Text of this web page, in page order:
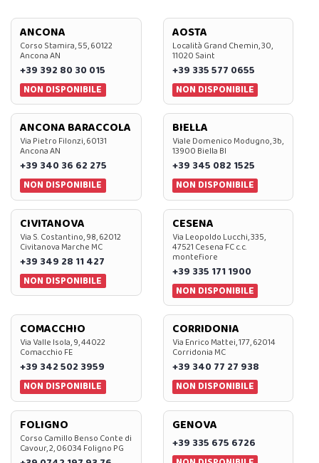
ANCONA
Corso Stamira, 55, 60122
Ancona AN
+39 392 80 30 015
NON DISPONIBILE
AOSTA
Località Grand Chemin, 30,
11020 Saint
+39 335 577 0655
NON DISPONIBILE
ANCONA BARACCOLA
Via Pietro Filonzi, 60131
Ancona AN
+39 340 36 62 275
NON DISPONIBILE
BIELLA
Viale Domenico Modugno, 3b,
13900 Biella BI
+39 345 082 1525
NON DISPONIBILE
CIVITANOVA
Via S. Costantino, 98, 62012
Civitanova Marche MC
+39 349 28 11 427
NON DISPONIBILE
CESENA
Via Leopoldo Lucchi, 335,
47521 Cesena FC c.c.
montefiore
+39 335 171 1900
NON DISPONIBILE
COMACCHIO
Via Valle Isola, 9, 44022
Comacchio FE
+39 342 502 3959
NON DISPONIBILE
CORRIDONIA
Via Enrico Mattei, 177, 62014
Corridonia MC
+39 340 77 27 938
NON DISPONIBILE
FOLIGNO
Corso Camillo Benso Conte di
Cavour, 2, 06034 Foligno PG
GENOVA
+39 335 675 6726